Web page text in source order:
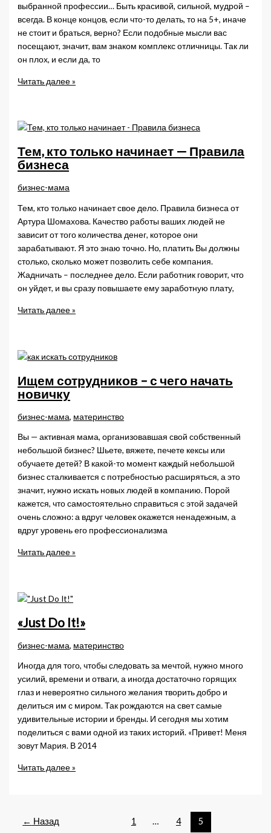
выбранной профессии… Быть красивой, сильной, мудрой –
всегда. В конце концов, если что-то делать, то на 5+, иначе
не стоит и браться, верно? Если подобные мысли вас
посещают, значит, вам знаком комплекс отличницы. Так ли
он плох, и если да, то
Комплекс
перестать
бояться
ошибок
Читать далее »
Тем, кто только начинает — Правила
бизнеса
бизнес-мама
Тем, кто только начинает свое дело. Правила бизнеса от
Артура Шомахова. Качество работы ваших людей не
зависит от того количества денег, которое они
зарабатывают. Я это знаю точно. Но, платить Вы должны
столько, сколько может позволить себе компания.
Жадничать – последнее дело. Если работник говорит, что
он уйдет, и вы сразу повышаете ему заработную плату,
Тем,
начинает
—
Правила
бизнеса
Читать далее »
Ищем сотрудников – с чего начать
новичку
бизнес-мама, материнство
Вы — активная мама, организовавшая свой собственный
небольшой бизнес? Шьете, вяжете, печете кексы или
обучаете детей? В какой-то момент каждый небольшой
бизнес сталкивается с потребностью расширяться, а это
значит, нужно искать новых людей в компанию. Порой
кажется, что самостоятельно справиться с этой задачей
очень сложно: а вдруг человек окажется ненадежным, а
вдруг уровень его профессионализма
Ищем
с
чего
начать
новичку
Читать далее »
«Just Do It!»
бизнес-мама, материнство
Иногда для того, чтобы следовать за мечтой, нужно много
усилий, времени и отваги, а иногда достаточно горящих
глаз и невероятно сильного желания творить добро и
делиться им с миром. Так рождаются на свет самые
удивительные истории и бренды. И сегодня мы хотим
поделиться с вами одной из таких историй. «Привет! Меня
зовут Мария. В 2014
«Just
Читать далее »
← Назад 1 … 4 5